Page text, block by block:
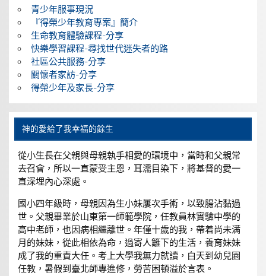
青少年服事現況
『得榮少年教育專案』簡介
生命教育體驗課程-分享
快樂學習課程-尋找世代迷失者的路
社區公共服務-分享
關懷者家訪-分享
得榮少年及家長-分享
神的愛給了我幸福的餘生
從小生長在父親與母親執手相愛的環境中，當時和父親常
去召會，所以一直蒙受主恩，耳濡目染下，將基督的愛一
直深埋內心深處。
國小四年級時，母親因為生小妹屢次手術，以致腸沾黏過
世。父親畢業於山東第一師範學院，任教員林實驗中學的
高中老師，也因病相繼離世。年僅十歲的我，帶着尚未满
月的妹妹，從此相依為命，過寄人籬下的生活，養育妹妹
成了我的重責大任。考上大學我無力就讀，白天到幼兒園
任教，暑假到臺北師專進修，勞苦困頓溢於言表。